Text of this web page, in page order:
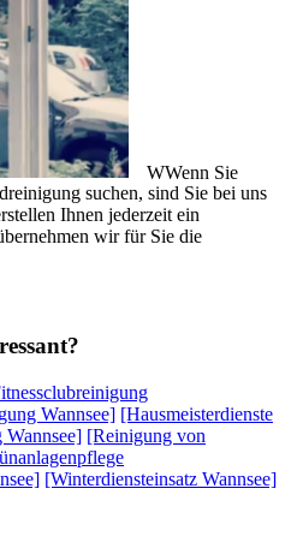
WWenn Sie
suchen, sind Sie bei uns
Ihnen jederzeit ein
wir für Sie die
Wannsee] [Hausmeisterdienste
Wannsee] [Reinigung von
[Winterdiensteinsatz Wannsee]